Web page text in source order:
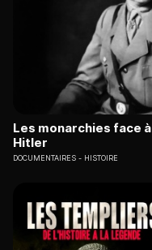
Les monarchies face à
Hitler
DOCUMENTAIRES HISTOIRE